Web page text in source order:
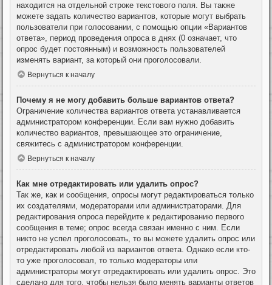
находится на отдельной строке текстового поля. Вы также
можете задать количество вариантов, которые могут выбрать
пользователи при голосовании, с помощью опции «Вариантов
ответа», период проведения опроса в днях (0 означает, что
опрос будет постоянным) и возможность пользователей
изменять вариант, за который они проголосовали.
Вернуться к началу
Почему я не могу добавить больше вариантов ответа?
Ограничение количества вариантов ответа устанавливается
администратором конференции. Если вам нужно добавить
количество вариантов, превышающее это ограничение,
свяжитесь с администратором конференции.
Вернуться к началу
Как мне отредактировать или удалить опрос?
Так же, как и сообщения, опросы могут редактироваться только
их создателями, модераторами или администраторами. Для
редактирования опроса перейдите к редактированию первого
сообщения в теме; опрос всегда связан именно с ним. Если
никто не успел проголосовать, то вы можете удалить опрос или
отредактировать любой из вариантов ответа. Однако если кто-
то уже проголосовал, то только модераторы или
администраторы могут отредактировать или удалить опрос. Это
сделано для того, чтобы нельзя было менять варианты ответов